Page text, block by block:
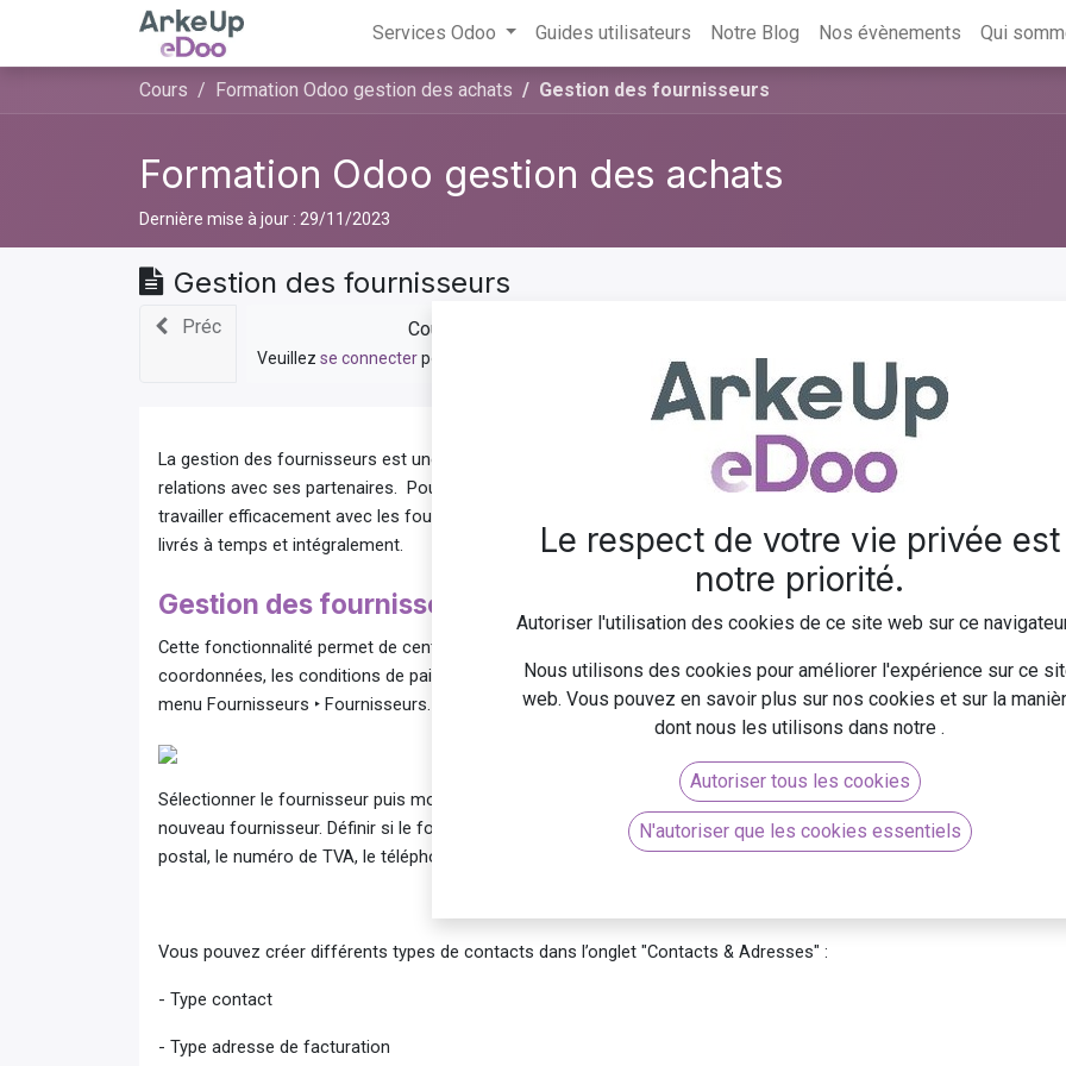
Services Odoo Guides utilisateurs Notre Blog Nos évènements Qui
Cours Formation Odoo gestion des achats Gestion des fournisseurs
Formation Odoo gestion des achats
Dernière mise à jour : 29/11/2023
Gestion des fournisseurs
Préc Cours privé
Veuillez se connecterpour contacter un responsable.
La gestion des fournisseurs est une fonctionnalité essentielle pour toute entreprise qui souhaite gérer efficacement
relations avec ses partenaires. Pour les entreprises, le succès dépend de la capacité d'acquérir, de conserver et de
travailler efficacement avec les fournisseurs pour répondre aux attentes des clients en matière de produits de qualité,
livrés à temps et intégralement.
Gestion des fournisseurs
Cette fonctionnalité permet de centraliser toutes les informations relatives aux fournisseurs, telles que leurs
coordonnées, les conditions de paiement .. Pour afficher, modifier ou créer un fournisseur, aller dans le module
menu Fournisseurs ‣ Fournisseurs.
Sélectionner le fournisseur puis modifier les données à mettre à jour. Cliquer sur le bouton ”CRÉER” pour créer un
nouveau fournisseur. Définir si le fournisseur est un particulier ou une société puis compléter le nom, l'adresse, le
postal, le numéro de TVA, le téléphone …
Vous pouvez créer différents types de contacts dans l’onglet "Contacts & Adresses" :
​​- Type contact
​- Type adresse de facturation
Le respect de votre vie privée est
notre priorité.
Autoriser l'utilisation des cookies de ce site web sur ce
Nous utilisons des cookies pour améliorer l'expérience sur ce
web. Vous pouvez en savoir plus sur nos cookies et sur la
dont nous les utilisons dans notre .
Autoriser tous les cookies
N'autoriser que les cookies essentiels